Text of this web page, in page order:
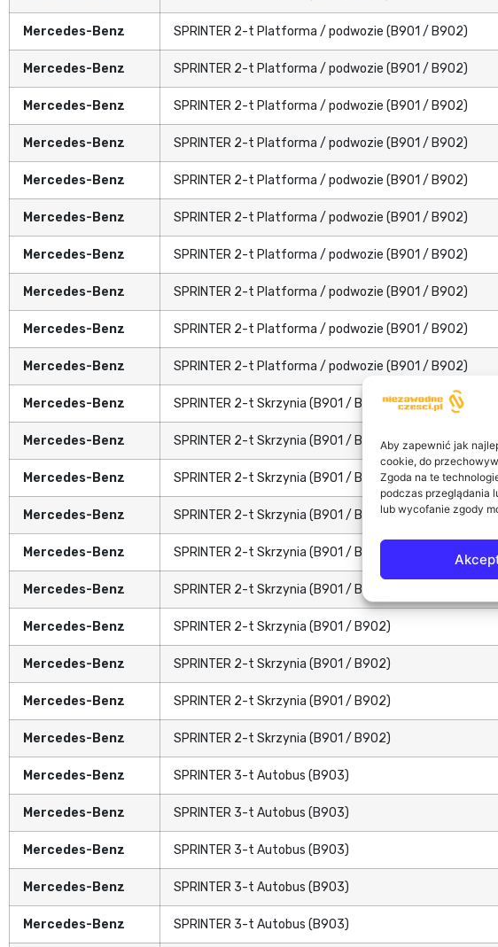
Aby zapewnić jak
cookie, do
Zgoda na te
podczas przeglądania
lub wycofanie zgody
Mercedes-Benz SPRINTER 2-t Platforma / podwozie (B901 / B902)
Mercedes-Benz SPRINTER 2-t Platforma / podwozie (B901 / B902)
Mercedes-Benz SPRINTER 2-t Platforma / podwozie (B901 / B902)
Mercedes-Benz SPRINTER 2-t Platforma / podwozie (B901 / B902)
Mercedes-Benz SPRINTER 2-t Platforma / podwozie (B901 / B902)
Mercedes-Benz SPRINTER 2-t Platforma / podwozie (B901 / B902)
Mercedes-Benz SPRINTER 2-t Platforma / podwozie (B901 / B902)
Mercedes-Benz SPRINTER 2-t Platforma / podwozie (B901 / B902)
Mercedes-Benz SPRINTER 2-t Platforma / podwozie (B901 / B902)
Mercedes-Benz SPRINTER 2-t Platforma / podwozie (B901 / B902)
Mercedes-Benz SPRINTER 2-t Skrzynia (B901 / B902)
Mercedes-Benz SPRINTER 2-t Skrzynia (B901 / B902)
Mercedes-Benz SPRINTER 2-t Skrzynia (B901 / B902)
Mercedes-Benz SPRINTER 2-t Skrzynia (B901 / B902)
Mercedes-Benz SPRINTER 2-t Skrzynia (B901 / B902)
Mercedes-Benz SPRINTER 2-t Skrzynia (B901 / B902)
Mercedes-Benz SPRINTER 2-t Skrzynia (B901 / B902)
Mercedes-Benz SPRINTER 2-t Skrzynia (B901 / B902)
Mercedes-Benz SPRINTER 2-t Skrzynia (B901 / B902)
Mercedes-Benz SPRINTER 2-t Skrzynia (B901 / B902)
Mercedes-Benz SPRINTER 3-t Autobus (B903)
Mercedes-Benz SPRINTER 3-t Autobus (B903)
Mercedes-Benz SPRINTER 3-t Autobus (B903)
Mercedes-Benz SPRINTER 3-t Autobus (B903)
Mercedes-Benz SPRINTER 3-t Autobus (B903)